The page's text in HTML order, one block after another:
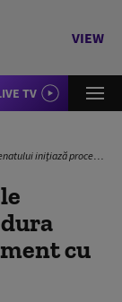
VIEW
TV
pentru trecerea la Parlament cu 300 de aleși VIDEO
cu